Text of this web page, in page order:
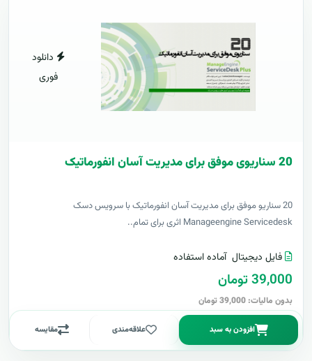
دانلود
فوری
20 سناریوی موفق برای مدیریت آسان انفورماتیک
20 سناریو موفق برای مدیریت آسان انفورماتیک با سرویس دسک
Manageengine Servicedesk اثری برای تمام..
فایل دیجیتال آماده استفاده
39,000 تومان
بدون مالیات: 39,000 تومان
افزودن به سبد علاقه‌مندی مقایسه